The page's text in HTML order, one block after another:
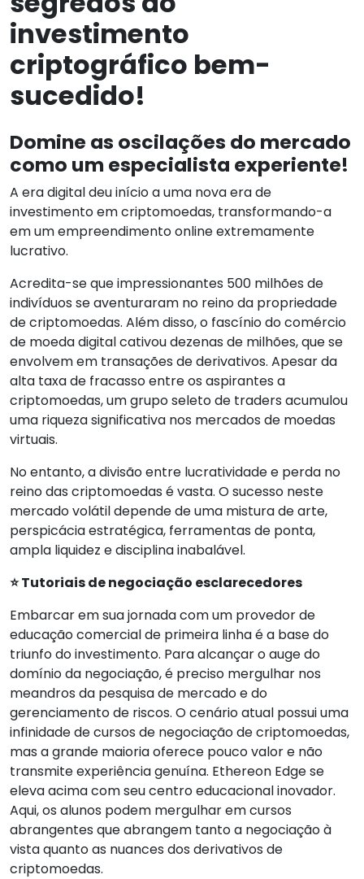
investimento
criptográfico bem-
sucedido!
Domine as oscilações do mercado
como um especialista experiente!
A era digital deu início a uma nova era de
investimento em criptomoedas, transformando-a
em um empreendimento online extremamente
lucrativo.
Acredita-se que impressionantes 500 milhões de
indivíduos se aventuraram no reino da propriedade
de criptomoedas. Além disso, o fascínio do comércio
de moeda digital cativou dezenas de milhões, que se
envolvem em transações de derivativos. Apesar da
alta taxa de fracasso entre os aspirantes a
criptomoedas, um grupo seleto de traders acumulou
uma riqueza significativa nos mercados de moedas
virtuais.
No entanto, a divisão entre lucratividade e perda no
reino das criptomoedas é vasta. O sucesso neste
mercado volátil depende de uma mistura de arte,
perspicácia estratégica, ferramentas de ponta,
ampla liquidez e disciplina inabalável.
⭐ Tutoriais de negociação esclarecedores
Embarcar em sua jornada com um provedor de
educação comercial de primeira linha é a base do
triunfo do investimento. Para alcançar o auge do
domínio da negociação, é preciso mergulhar nos
meandros da pesquisa de mercado e do
gerenciamento de riscos. O cenário atual possui uma
infinidade de cursos de negociação de criptomoedas,
mas a grande maioria oferece pouco valor e não
transmite experiência genuína. Ethereon Edge se
eleva acima com seu centro educacional inovador.
Aqui, os alunos podem mergulhar em cursos
abrangentes que abrangem tanto a negociação à
vista quanto as nuances dos derivativos de
criptomoedas.